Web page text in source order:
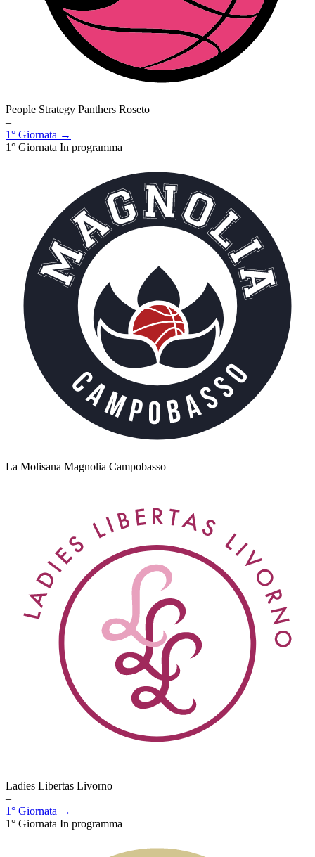
People Strategy Panthers Roseto
–
1° Giornata →
1° Giornata In programma
La Molisana Magnolia Campobasso
Ladies Libertas Livorno
–
1° Giornata →
1° Giornata In programma